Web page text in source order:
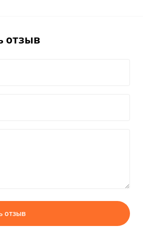
отзыв
отзыв